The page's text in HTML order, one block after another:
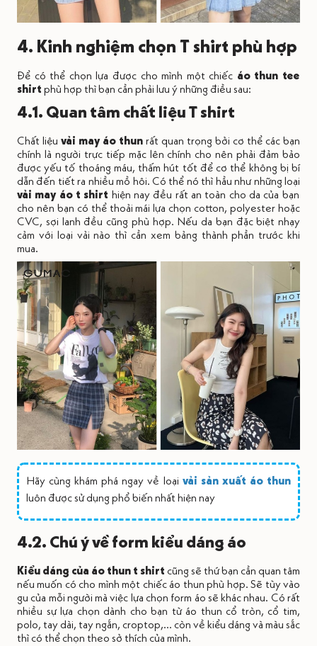
4. Kinh nghiệm chọn T shirt phù hợp
Để có thể chọn lựa được cho mình một chiếc áo thun tee
shirt phù hợp thì bạn cần phải lưu ý những điều sau:
4.1. Quan tâm chất liệu T shirt
Chất liệu vải may áo thun rất quan trọng bởi cơ thể các bạn
chính là người trực tiếp mặc lên chính cho nên phải đảm bảo
được yếu tố thoáng máu, thấm hút tốt để cơ thể không bị bí
dẫn đến tiết ra nhiều mồ hôi. Có thể nó thì hầu như những loại
vải may áo t shirt hiện nay đều rất an toàn cho da của bạn
cho nên bạn có thể thoải mái lựa chọn cotton, polyester hoặc
CVC, sợi lanh đều cũng phù hợp. Nếu da bạn đặc biệt nhạy
cảm với loại vải nào thì cần xem bảng thành phần trước khi
mua.
Hãy cùng khám phá ngay về loại vải sản xuất áo thun
luôn được sử dụng phổ biến nhất hiện nay
4.2. Chú ý về form kiểu dáng áo
Kiểu dáng của áo thun t shirt cũng sẽ thứ bạn cần quan tâm
nếu muốn có cho mình một chiếc áo thun phù hợp. Sẽ tùy vào
gu của mỗi người mà việc lựa chọn form áo sẽ khác nhau. Có rất
nhiều sự lựa chọn dành cho bạn từ áo thun cổ tròn, cổ tim,
polo, tay dài, tay ngắn, croptop,... còn về kiểu dáng và màu sắc
thì có thể chọn theo sở thích của mình.